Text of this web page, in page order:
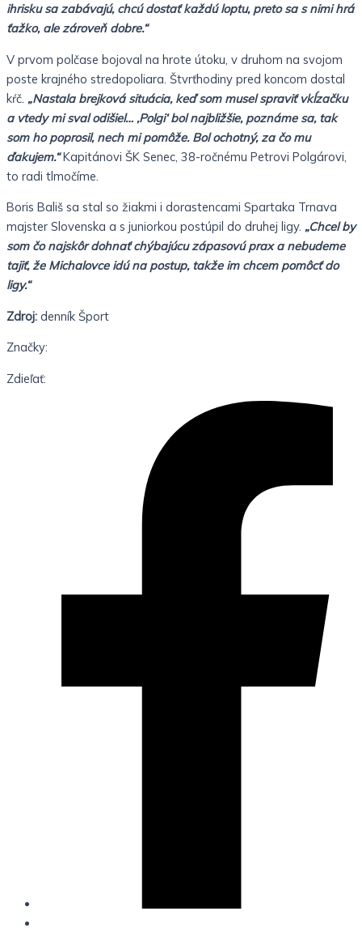
ihrisku sa zabávajú, chcú dostať každú loptu, preto sa s nimi hrá
ťažko, ale zároveň dobre.“
V prvom polčase bojoval na hrote útoku, v druhom na svojom
poste krajného stredopoliara. Štvrťhodiny pred koncom dostal
kŕč. „Nastala brejková situácia, keď som musel spraviť vkĺzačku
a vtedy mi sval odišiel… ,Polgi‘ bol najbližšie, poznáme sa, tak
som ho poprosil, nech mi pomôže. Bol ochotný, za čo mu
ďakujem.“Kapitánovi ŠK Senec, 38-ročnému Petrovi Polgárovi,
to radi tlmočíme.
Boris Bališ sa stal so žiakmi i dorastencami Spartaka Trnava
majster Slovenska a s juniorkou postúpil do druhej ligy. „Chcel by
som čo najskôr dohnať chýbajúcu zápasovú prax a nebudeme
tajiť, že Michalovce idú na postup, takže im chcem pomôcť do
ligy.“
Zdroj: denník Šport
Značky:
Zdieľať: